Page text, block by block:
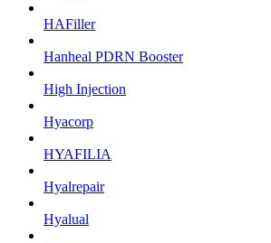
HAFiller
Hanheal PDRN Booster
High Injection
Hyacorp
HYAFILIA
Hyalrepair
Hyalual